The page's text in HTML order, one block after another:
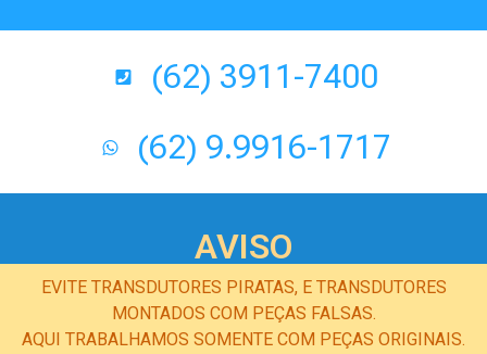
(62) 3911-7400
(62) 9.9916-1717
AVISO
EVITE TRANSDUTORES PIRATAS, E TRANSDUTORES
MONTADOS COM PEÇAS FALSAS.
AQUI TRABALHAMOS SOMENTE COM PEÇAS ORIGINAIS.